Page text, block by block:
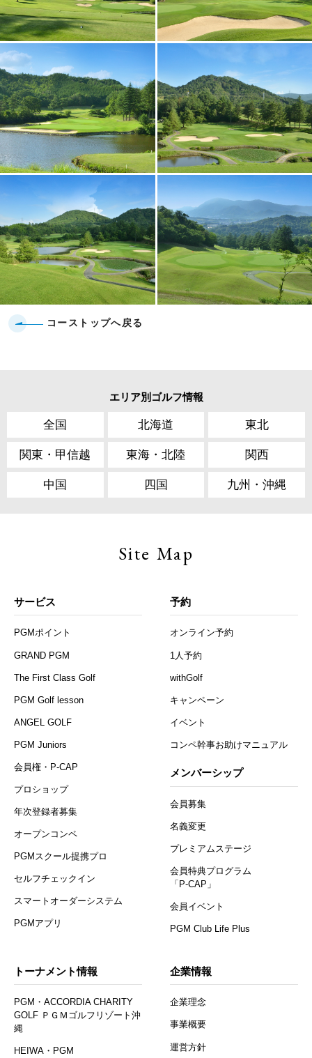
コーストップへ戻る
エリア別ゴルフ情報
全国 北海道 東北
関東・甲信越 東海・北陸 関西
中国 四国 九州・沖縄
Site Map
サービス
PGMポイント
GRAND PGM
The First Class Golf
PGM Golf lesson
ANGEL GOLF
PGM Juniors
会員権・P-CAP
プロショップ
年次登録者募集
オープンコンペ
PGMスクール提携プロ
セルフチェックイン
スマートオーダーシステム
PGMアプリ
予約
オンライン予約
1人予約
withGolf
キャンペーン
イベント
コンペ幹事お助けマニュアル
メンバーシップ
会員募集
名義変更
プレミアムステージ
会員特典プログラム
「P-CAP」
会員イベント
PGM Club Life Plus
トーナメント情報
PGM・ACCORDIA CHARITY
GOLF ＰＧＭゴルフリゾート沖
縄
HEIWA・PGM
企業情報
企業理念
事業概要
運営方針